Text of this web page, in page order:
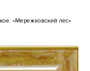
«Мережковский лес»